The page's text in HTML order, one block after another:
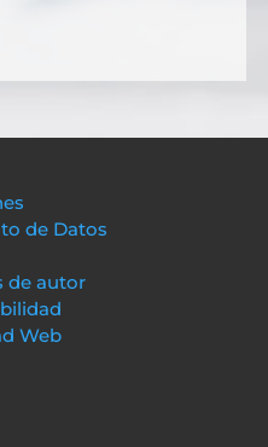
de Datos
de autor
Web